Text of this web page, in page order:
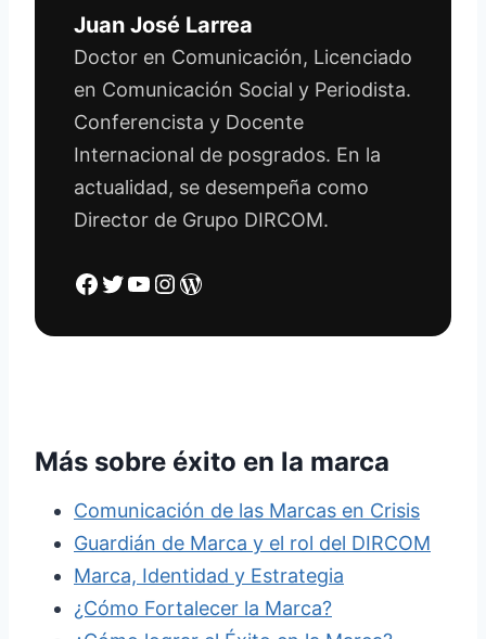
Juan José Larrea
Doctor en Comunicación, Licenciado
en Comunicación Social y Periodista.
Conferencista y Docente
Internacional de posgrados. En la
actualidad, se desempeña como
Director de Grupo DIRCOM.
Facebook Twitter YouTube Instagram WordPress
Más sobre éxito en la marca
Comunicación de las Marcas en Crisis
Guardián de Marca y el rol del DIRCOM
Marca, Identidad y Estrategia
¿Cómo Fortalecer la Marca?